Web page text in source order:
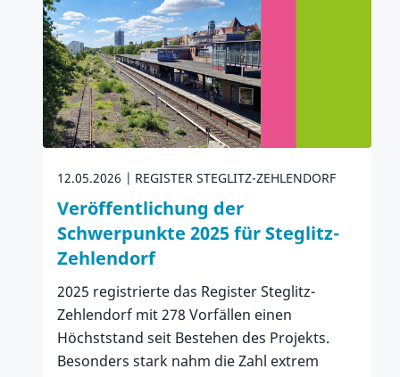
12.05.2026 REGISTER STEGLITZ-ZEHLENDORF
Veröffentlichung der
Schwerpunkte 2025 für Steglitz-
Zehlendorf
2025 registrierte das Register Steglitz-
Zehlendorf mit 278 Vorfällen einen
Höchststand seit Bestehen des Projekts.
Besonders stark nahm die Zahl extrem